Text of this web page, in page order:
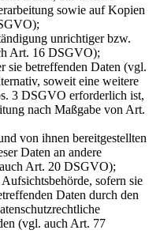
sowie auf Kopien
unrichtiger bzw.
Art. 16 DSGVO);
sie betreffenden Daten (vgl.
soweit eine weitere
3 DSGVO erforderlich ist,
nach Maßgabe von Art.
von ihnen bereitgestellten
Daten an andere
Art. 20 DSGVO);
sofern sie
Daten durch den
(vgl. auch Art. 77